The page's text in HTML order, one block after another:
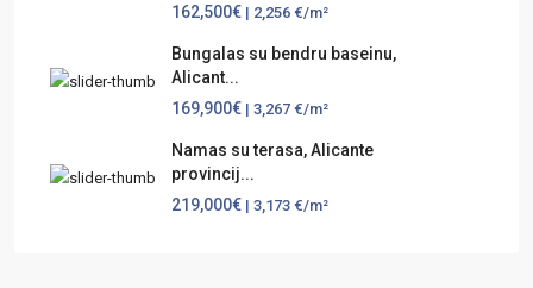
162,500€ | 2,256 €/m²
Bungalas su bendru baseinu,
Alicant...
169,900€ | 3,267 €/m²
Namas su terasa, Alicante
provincij...
219,000€ | 3,173 €/m²